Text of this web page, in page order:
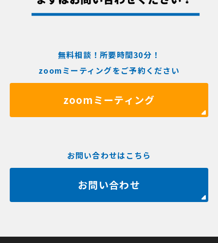
無料相談！所要時間30分！
zoomミーティングをご予約ください
zoomミーティング
お問い合わせはこちら
お問い合わせ